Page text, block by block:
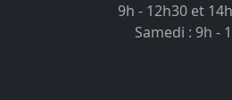
9h - 12h30 et
Samedi : 9h -